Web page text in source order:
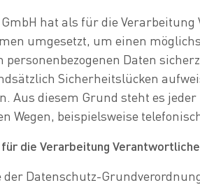
hat als für die
umgesetzt, um einen
Daten
Sicherheitslücken
Aus diesem Grund steht es
Wegen, beispielsweise
die Verarbeitung
Datenschutz-